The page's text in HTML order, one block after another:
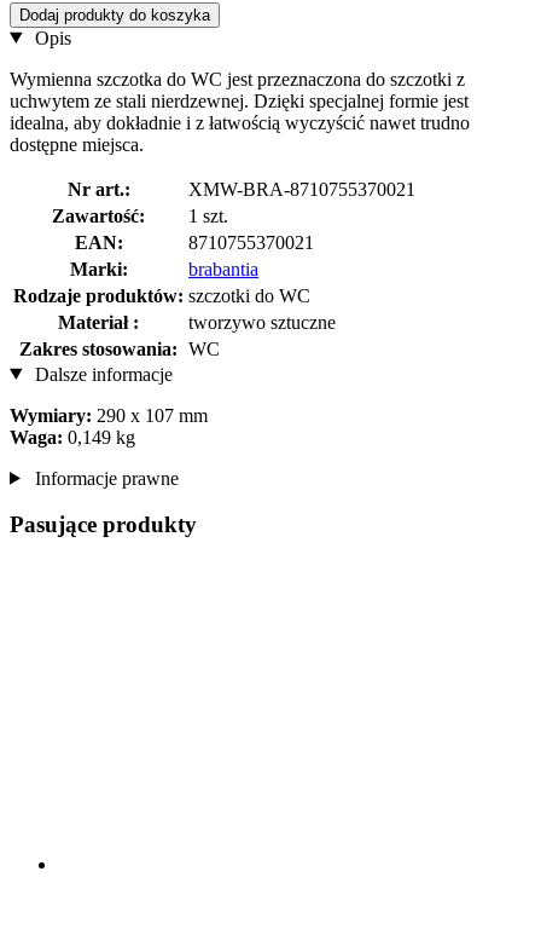
Dodaj produkty do koszyka
Opis
Wymienna szczotka do WC jest przeznaczona do szczotki z
uchwytem ze stali nierdzewnej. Dzięki specjalnej formie jest
idealna, aby dokładnie i z łatwością wyczyścić nawet trudno
dostępne miejsca.
Nr art.:
XMW-BRA-8710755370021
Zawartość:
1 szt.
EAN:
8710755370021
Marki:
brabantia
Rodzaje produktów: szczotki do WC
Materiał :
tworzywo sztuczne
Zakres stosowania: WC
Dalsze informacje
Wymiary: 290 x 107 mm
Waga: 0,149 kg
Informacje prawne
Pasujące produkty